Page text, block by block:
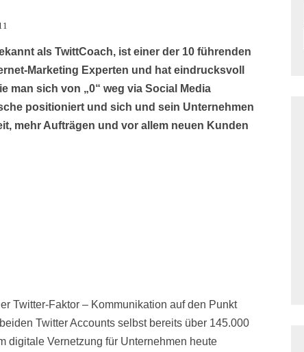
als TwittCoach, ist einer der 10 führenden
Marketing Experten und hat eindrucksvoll
man sich von „0“ weg via Social Media
positioniert und sich und sein Unternehmen
mehr Aufträgen und vor allem neuen Kunden
Twitter-Faktor – Kommunikation auf den Punkt
Twitter Accounts selbst bereits über 145.000
digitale Vernetzung für Unternehmen heute